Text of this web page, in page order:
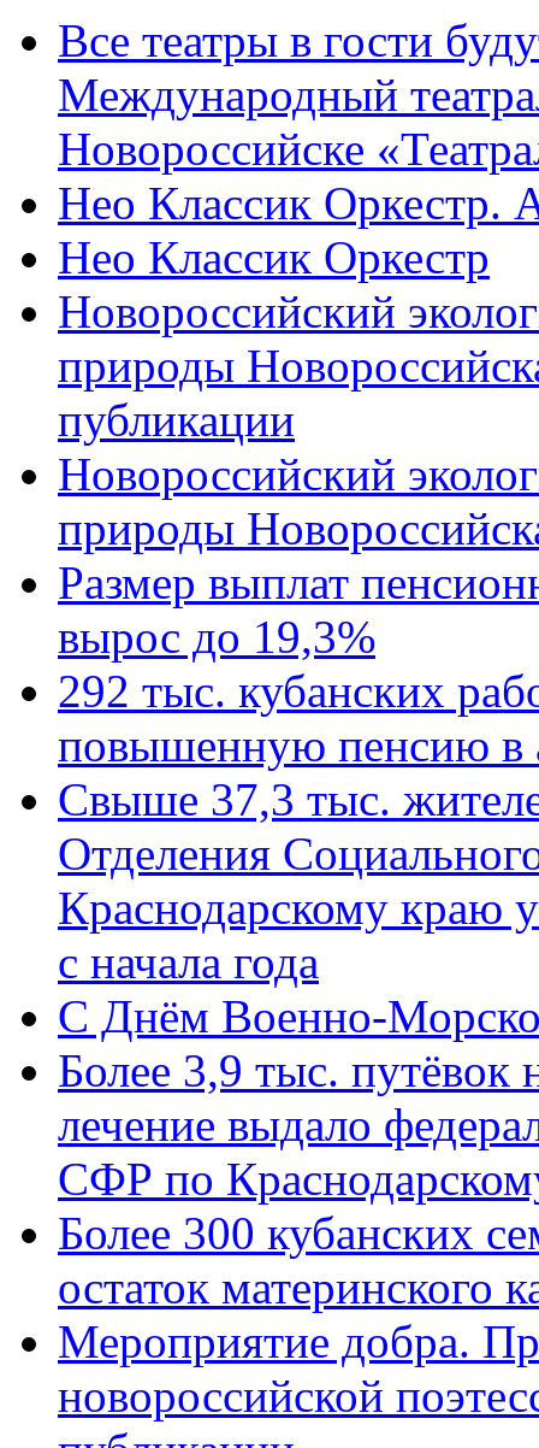
Все театры в гости
Международный
Новороссийске
Нео Классик Оркестр.
Нео Классик Оркестр
Новороссийский
природы
публикации
Новороссийский
природы
Размер выплат
вырос до 19,3%
292 тыс. кубанских
повышенную пенсию в
Свыше 37,3 тыс.
Отделения
Краснодарскому краю
с начала года
C Днём Военно-
Более 3,9 тыс. путёвок
лечение выдало
СФР по
Более 300 кубанских
остаток материнского
Мероприятие добра.
новороссийской